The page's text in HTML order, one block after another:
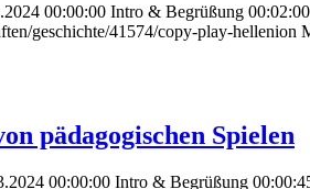
00:00:00 Intro & Begrüßung
geschichte/41574/copy-play-
pädagogischen Spielen
00:00:00 Intro & Begrüßung